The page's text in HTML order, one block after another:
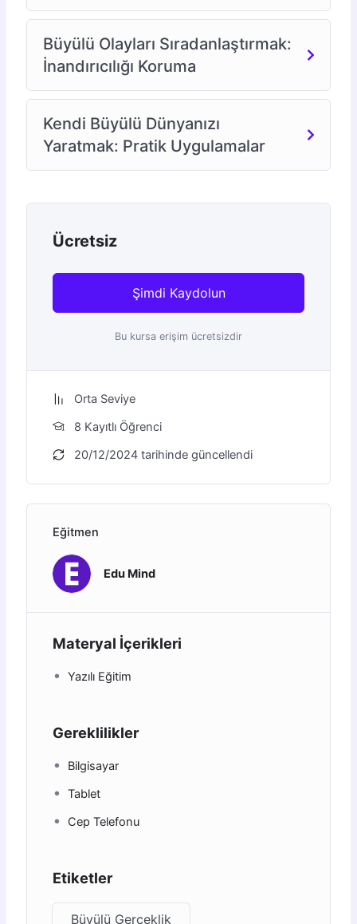
Büyülü Olayları Sıradanlaştırmak:
İnandırıcılığı Koruma
Kendi Büyülü Dünyanızı
Yaratmak: Pratik Uygulamalar
Ücretsiz
Şimdi Kaydolun
Bu kursa erişim ücretsizdir
Orta Seviye
8 Kayıtlı Öğrenci
20/12/2024 tarihinde güncellendi
Eğitmen
Edu Mind
Materyal İçerikleri
Yazılı Eğitim
Gereklilikler
Bilgisayar
Tablet
Cep Telefonu
Etiketler
Büyülü Gerçeklik